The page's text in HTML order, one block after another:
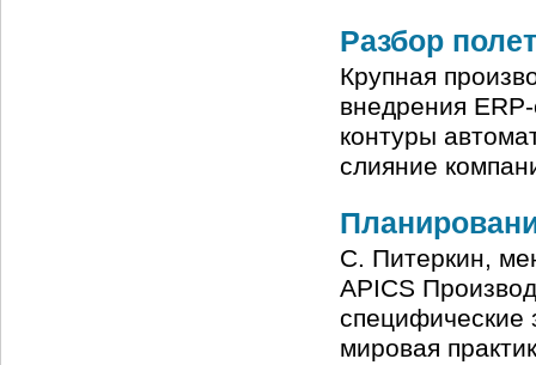
Разбор
Крупная
внедрения
контуры
слияние
С. Питеркин,
APICS
специфические
мировая